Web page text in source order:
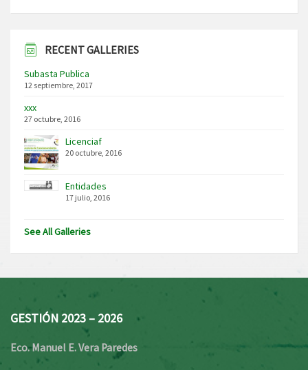
RECENT GALLERIES
Subasta Publica
12 septiembre, 2017
xxx
27 octubre, 2016
Licenciaf
20 octubre, 2016
Entidades
17 julio, 2016
See All Galleries
GESTIÓN 2023 – 2026
Eco. Manuel E. Vera Paredes